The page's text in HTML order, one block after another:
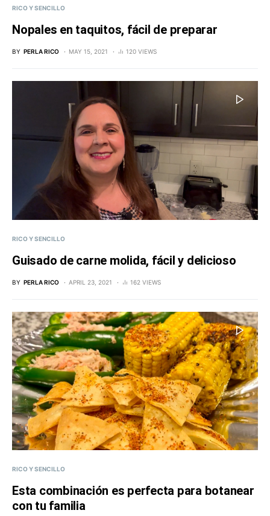
RICO Y SENCILLO
Nopales en taquitos, fácil de preparar
BY PERLA RICO MAY 15, 2021 120 VIEWS
RICO Y SENCILLO
Guisado de carne molida, fácil y delicioso
BY PERLA RICO APRIL 23, 2021 162 VIEWS
RICO Y SENCILLO
Esta combinación es perfecta para botanear
con tu familia